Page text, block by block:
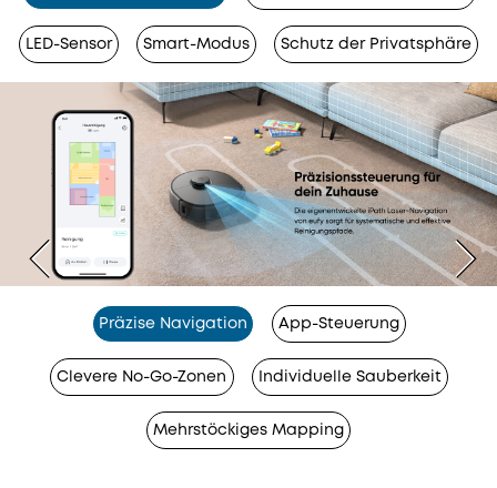
LED-Sensor Smart-Modus Schutz der Privatsphäre
Präzise Navigation App-Steuerung
Clevere No-Go-Zonen Individuelle Sauberkeit
Mehrstöckiges Mapping